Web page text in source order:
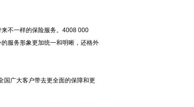
不一样的保险服务。4008 000
服务形象更加统一和明晰，还格外
国广大客户带去更全面的保障和更